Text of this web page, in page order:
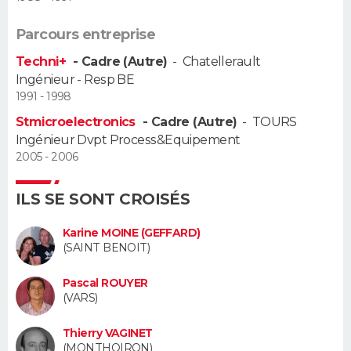
Alimentation
Guide de la santé
Maladies
Médicaments
Sommeil
VOYAGE
Destinations
City break
Voyage nature
Voyage de noces
Forum
Climat
PHOTO
BONS PLANS
CARTE DE VOEUX
Dictionnaire
Biographies
Citations
Expressions
Proverbes
PROGRAMME TV
COPAINS D'AVANT
AVIS DE DÉCÈS
Parcours entreprise
Techni+ - Cadre (Autre) - Chatellerault
Ingénieur - Resp BE
1991 - 1998
Stmicroelectronics - Cadre (Autre) - TOURS
Ingénieur Dvpt Process&Equipement
2005 - 2006
ILS SE SONT CROISÉS
Karine MOINE (GEFFARD)
(SAINT BENOIT)
Pascal ROUYER
(VARS)
Thierry VAGINET
(MONTHOIRON)